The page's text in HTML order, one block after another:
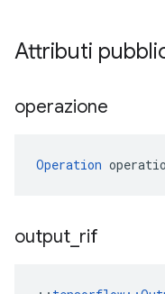
Attributi
operazione
Operation
output rif